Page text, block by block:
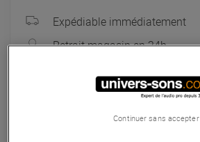
Expédiable immédiatement
Retrait magasin en 24h
Apport initial :
Continuer sans accepter